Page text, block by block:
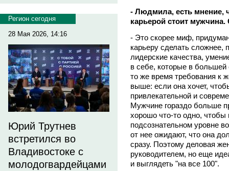
Регион сегодня
28 Мая 2026, 14:16
Юрий Трутнев
встретился во
Владивостоке с
молодогвардейцами
- Людмила, есть мнение,
карьерой стоит
- Это скорее миф,
карьеру сделать сложнее,
лидерские качества,
в себе, которые в
то же время требования к
выше: если она хочет,
привлекательной и
Мужчине гораздо больше
хорошо что-то одно,
подсознательном уровне
от нее ожидают, что она
сразу. Поэтому деловая
руководителем, но еще
и выглядеть "на все 100".